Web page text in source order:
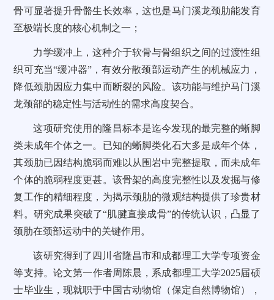
骨可显著提升骨骼生长效率，这也是马门溪龙颈肋能发育
至极端长度的核心机制之一；
力学缓冲上，这种介于软骨与骨组织之间的过渡性组
织可充当“缓冲器”，有效分散颈部运动产生的机械应力，
降低颈肋因应力集中而断裂的风险。该功能与维护马门溪
龙颈部的稳定性与活动性的需求高度契合。
这项研究使用的隆昌标本是迄今发现的最完整的蜥脚
类未成年个体之一。已知的蜥脚类化石大多是成年个体，
其颈肋已因结构脆弱而难以从围岩中完整提取，而未成年
个体的脆弱程度更甚。该骨架的高度完整性以及发掘与修
复工作的精细程度，为揭示颈肋的微观结构提供了珍贵材
料。研究成果突破了“肌腱直接成骨”的传统认识，凸显了
颈肋在颈部运动中的关键作用。
该研究得到了四川省隆昌市和成都理工大学专项资金
等支持。论文第一作者周陈晨，系成都理工大学2025届硕
士毕业生，现就职于中国古动物馆（保定自然博物馆），